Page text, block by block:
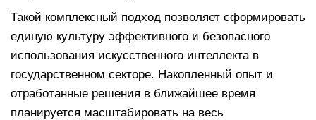
Такой комплексный подход позволяет сформировать
единую культуру эффективного и безопасного
использования искусственного интеллекта в
государственном секторе. Накопленный опыт и
отработанные решения в ближайшее время
планируется масштабировать на весь